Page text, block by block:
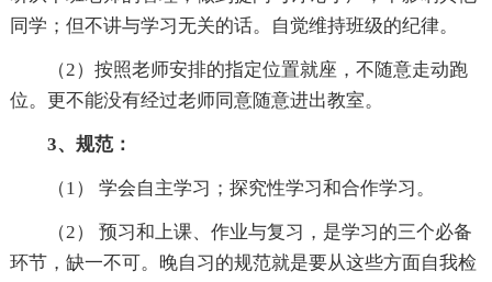
同学；但不讲与学习无关的话。自觉维持班级的纪律。
（2）按照老师安排的指定位置就座，不随意走动跑
位。更不能没有经过老师同意随意进出教室。
3、规范：
（1） 学会自主学习；探究性学习和合作学习。
（2） 预习和上课、作业与复习，是学习的三个必备
环节，缺一不可。晚自习的规范就是要从这些方面自我检